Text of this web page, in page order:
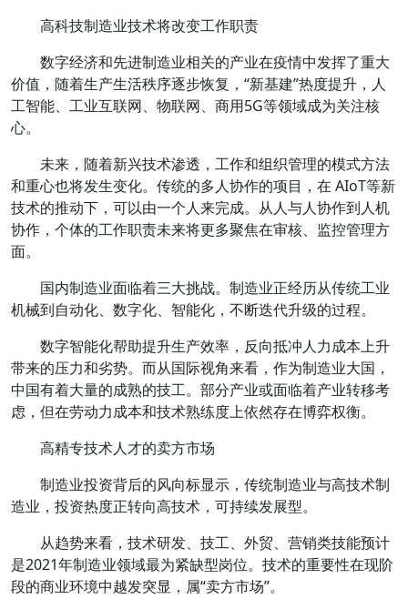
高科技制造业技术将改变工作职责
数字经济和先进制造业相关的产业在疫情中发挥了重大
价值，随着生产生活秩序逐步恢复，“新基建”热度提升，人
工智能、工业互联网、物联网、商用5G等领域成为关注核
心。
未来， 随着新兴技术渗透，工作和组织管理的模式方法
和重心也将发生变化。 传统的多人协作的项目，在 AIoT等新
技术的推动下，可以由一个人来完成。从人与人协作到人机
协作，个体的工作职责未来将更多聚焦在审核、监控管理方
面。
国内制造业面临着三大挑战。制造业正经历从传统工业
机械到自动化、数字化、智能化 ，不断迭代升级的过程。
数字智能化帮助提升生产效率，反向抵冲人力成本上升
带来的压力和劣势。而从国际视角来看，作为制造业大国，
中国有着大量的成熟的技工。部分产业或面临着产业转移考
虑， 但在劳动力成本和技术熟练度上依然存在博弈权衡。
高精专技术人才的卖方市场
制造业投资背后的风向标显示，传统制造业与高技术制
造业，投资热度正转向高技术，可持续发展型。
从趋势来看， 技术研发、技工、外贸、营销类技能预计
是2021年制造业领域最为紧缺型岗位。技术的重要性在现阶
段的商业环境中越发突显，属“卖方市场”。